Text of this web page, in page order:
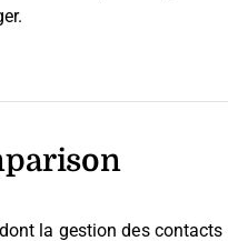
la gestion des contacts